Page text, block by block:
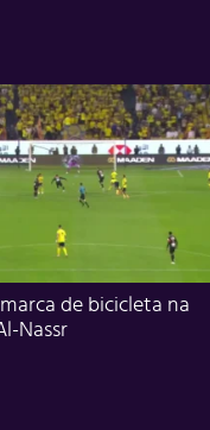
de bicicleta na
Nassr